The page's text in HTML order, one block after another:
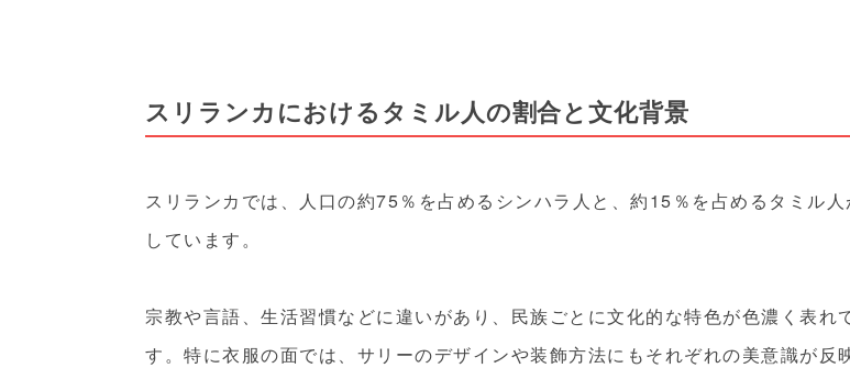
スリランカにおけるタミル人の割合と文化背景
スリランカでは、人口の約75％を占めるシンハラ人と、約15％を占めるタミル人
しています。
宗教や言語、生活習慣などに違いがあり、民族ごとに文化的な特色が色濃く表れ
す。特に衣服の面では、サリーのデザインや装飾方法にもそれぞれの美意識が反